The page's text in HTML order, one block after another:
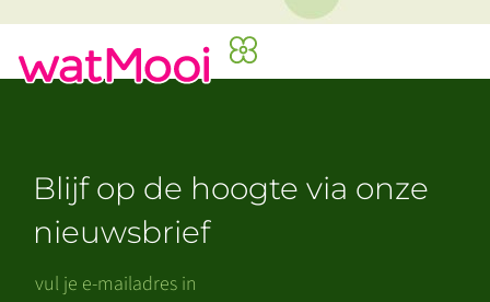
Blijf op de hoogte via onze
nieuwsbrief